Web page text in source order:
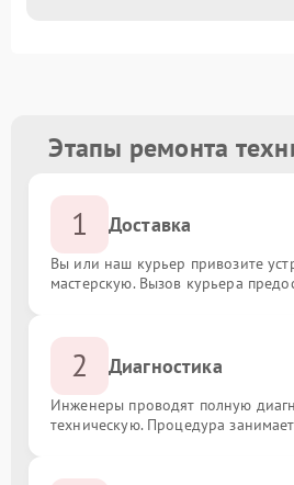
Этапы ремонта
1 Доставка
Вы или наш курьер привозите
мастерскую. Вызов курьера
2 Диагностика
Инженеры проводят полную
техническую. Процедура